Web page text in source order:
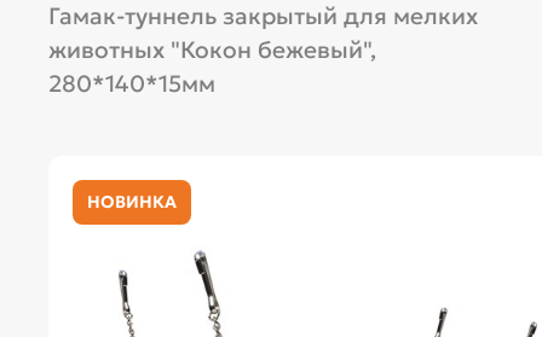
Гамак-туннель закрытый для мелких
животных "Кокон бежевый",
280*140*15мм
НОВИНКА